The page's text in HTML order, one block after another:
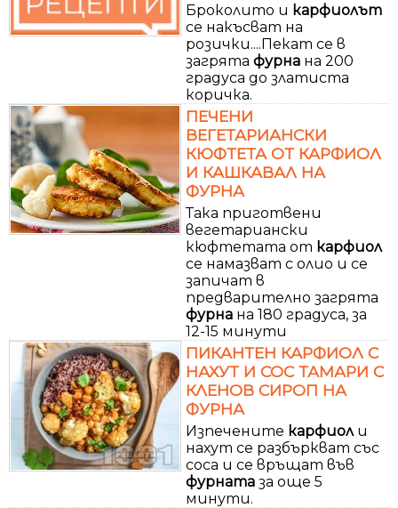
Броколито и карфиолът
се накъсват на
розички....Пекат се в
загрята фурна на 200
градуса до златиста
коричка.
ПЕЧЕНИ
ВЕГЕТАРИАНСКИ
КЮФТЕТА ОТ КАРФИОЛ
И КАШКАВАЛ НА
ФУРНА
Така приготвени
вегетариански
кюфтетата от карфиол
се намазват с олио и се
запичат в
предварително загрята
фурна на 180 градуса, за
12-15 минути
ПИКАНТЕН КАРФИОЛ С
НАХУТ И СОС ТАМАРИ С
КЛЕНОВ СИРОП НА
ФУРНА
Изпечените карфиол и
нахут се разбъркват със
соса и се връщат във
фурната за още 5
минути.